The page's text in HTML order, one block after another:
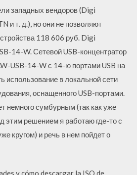
западных вендоров (Digi
и т. д.), но они не позволяют
118 606 руб. Digi
14-W. Сетевой USB-концентратор
USB-14-W с 14-ю портами USB на
использование в локальной сети
оснащенного USB-портами.
немного сумбурным (так как уже
этим решением я работаю где-то с
кругом) и речь в нем пойдет о
y cómo descargar la ISO de